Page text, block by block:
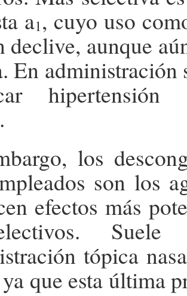
a1, cuyo uso
declive, aunque
En administración
los
son los
efectos más
Suele
tópica
que esta última